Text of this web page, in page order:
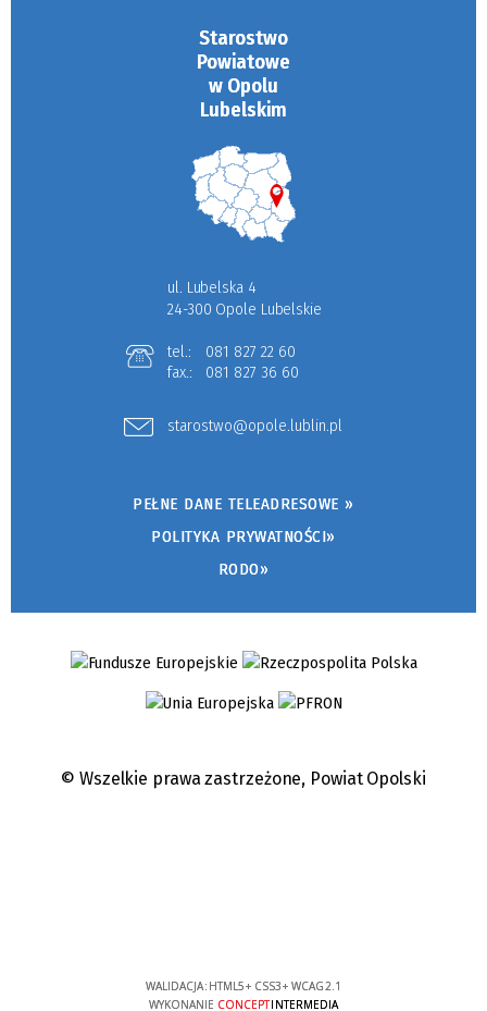
Starostwo
Powiatowe
w Opolu
Lubelskim
ul. Lubelska 4
24-300 Opole Lubelskie
tel.:
081 827 22 60
fax.:
081 827 36 60
starostwo@opole.lublin.pl
PEŁNE DANE TELEADRESOWE »
POLITYKA PRYWATNOŚCI»
RODO»
© Wszelkie prawa zastrzeżone, Powiat Opolski
WALIDACJA: HTML5+ CSS3+ WCAG 2.1
WYKONANIE CONCEPTINTERMEDIA